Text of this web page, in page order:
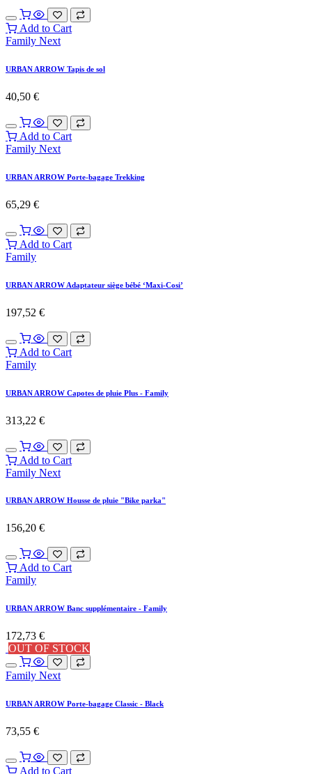
Add to Cart
Family Next
URBAN ARROW Tapis de sol
40,50 €
Add to Cart
Family Next
URBAN ARROW Porte-bagage Trekking
65,29 €
Add to Cart
Family
URBAN ARROW Adaptateur siège bébé ‘Maxi-Cosi’
197,52 €
Add to Cart
Family
URBAN ARROW Capotes de pluie Plus - Family
313,22 €
Add to Cart
Family Next
URBAN ARROW Housse de pluie "Bike parka"
156,20 €
Add to Cart
Family
URBAN ARROW Banc supplémentaire - Family
172,73 €
OUT OF STOCK
Family Next
URBAN ARROW Porte-bagage Classic - Black
73,55 €
Add to Cart